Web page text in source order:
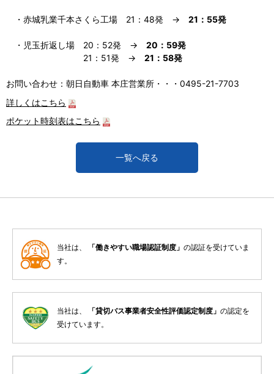
・赤城乳業千本さくら工場 21：48発 → 21：55発
・児玉折返し場 20：52発 → 20：59発
21：51発 → 21：58発
お問い合わせ：朝日自動車 本庄営業所・・・0495-21-7703
詳しくはこちら
ポケット時刻表はこちら
一覧へ戻る
当社は、 「働きやすい職場認証制度」 の認証を受けていま
す。
当社は、 「貸切バス事業者安全性評価認定制度」 の認定を
受けています。